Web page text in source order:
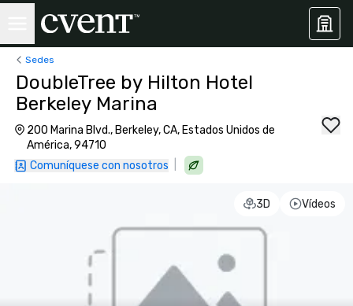
Sedes
DoubleTree by Hilton Hotel
Berkeley Marina
200 Marina Blvd., Berkeley, CA, Estados Unidos de
América, 94710
Comuníquese con nosotros
3D Vídeos